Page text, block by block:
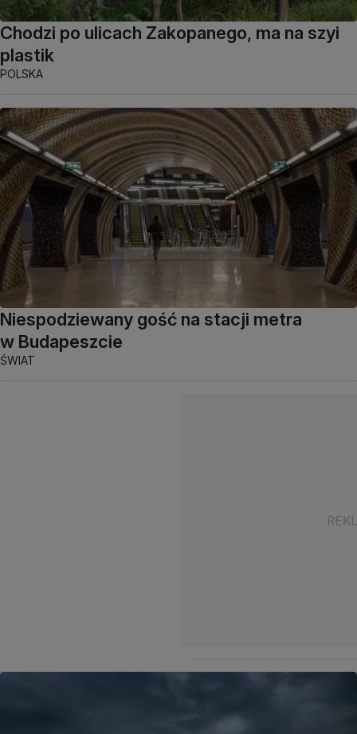
Chodzi po ulicach Zakopanego, ma na szyi
plastik
POLSKA
Niespodziewany gość na stacji metra
w Budapeszcie
ŚWIAT